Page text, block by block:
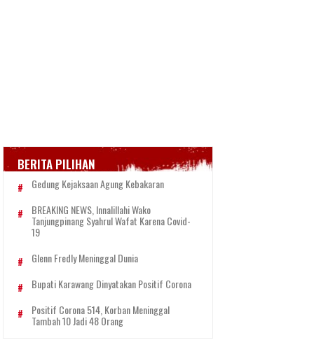
BERITA PILIHAN
Gedung Kejaksaan Agung Kebakaran
BREAKING NEWS, Innalillahi Wako
Tanjungpinang Syahrul Wafat Karena Covid-
19
Glenn Fredly Meninggal Dunia
Bupati Karawang Dinyatakan Positif Corona
Positif Corona 514, Korban Meninggal
Tambah 10 Jadi 48 Orang